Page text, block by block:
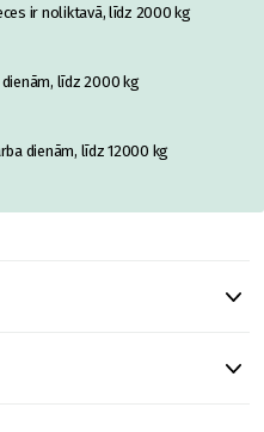
ir noliktavā, līdz 2000 kg
līdz 2000 kg
dienām, līdz 12000 kg